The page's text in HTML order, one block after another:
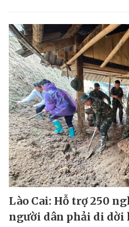
Lào Cai: Hỗ trợ 250
người dân phải di dời